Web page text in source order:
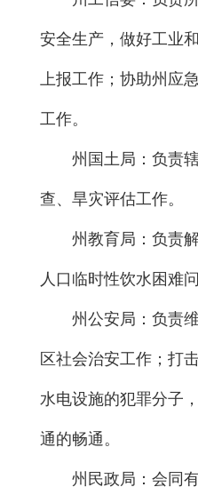
安全生产，做好工业
上报工作；协助州应
工作。
州国土局：负责辖
查、旱灾评估工作。
州教育局：负责解
人口临时性饮水困难问
州公安局：负责维
区社会治安工作；打
水电设施的犯罪分子
通的畅通。
州民政局：会同有